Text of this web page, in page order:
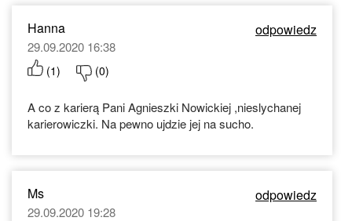
Hanna odpowiedz
29.09.2020 16:38
(1) (0)
A co z karierą Pani Agnieszki Nowickiej ,nieslychanej
karierowiczki. Na pewno ujdzie jej na sucho.
Ms odpowiedz
29.09.2020 19:28